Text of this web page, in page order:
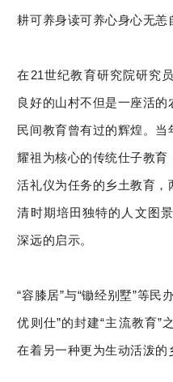
耕可养身读可养心身心无恙
在21世纪教育研究院研究
良好的山村不但是一座活
民间教育曾有过的辉煌。
耀祖为核心的传统仕子教
活礼仪为任务的乡土教育
清时期培田独特的人文图
深远的启示。
“容膝居”与“锄经别墅”等民
优则仕”的封建“主流教育”
在着另一种更为生动活泼的